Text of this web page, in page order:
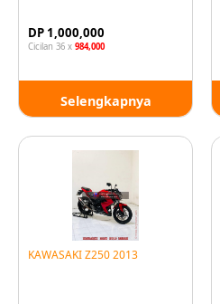
DP 1,000,000
Cicilan 36 x 984,000
Selengkapnya
KAWASAKI Z250 2013